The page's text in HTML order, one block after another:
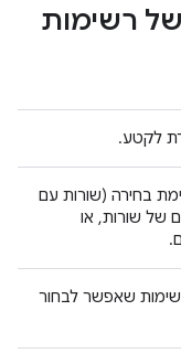
לקטע.
בחירה (שורות עם
של שורות, או
שאפשר לבחור